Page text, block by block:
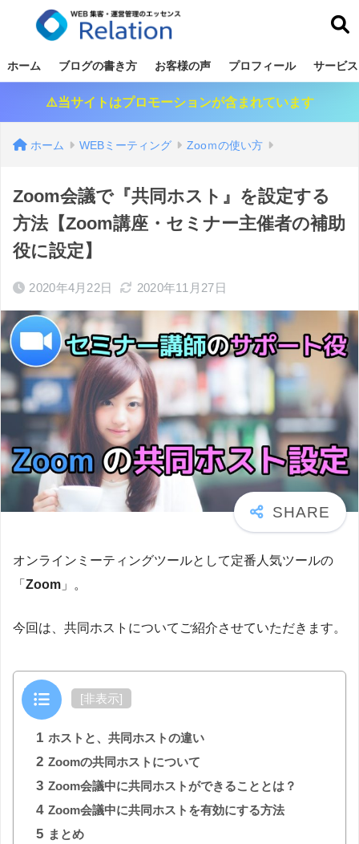
ホーム ブログの書き方 お客様の声 プロフィール サービ
⚠️当サイトはプロモーションが含まれています
ホーム WEBミーティング Zooｍの使い方
Zoom会議で『共同ホスト』を設定する
方法【Zoom講座・セミナー主催者の補助
役に設定】
2020年4月22日 2020年11月27日
オンラインミーティングツールとして定番人気ツールの
「 Zoom 」。
今回は、共同ホストについてご紹介させていただきます。
目次 [非表示]
1 ホストと、共同ホストの違い
2 Zoomの共同ホストについて
3 Zoom会議中に共同ホストができることとは？
4 Zoom会議中に共同ホストを有効にする方法
5 まとめ